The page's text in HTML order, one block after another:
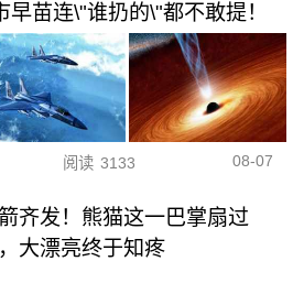
苗连\"谁扔的\"都不敢提！
阅读 3133 08-07
齐发！熊猫这一巴掌扇过
大漂亮终于知疼